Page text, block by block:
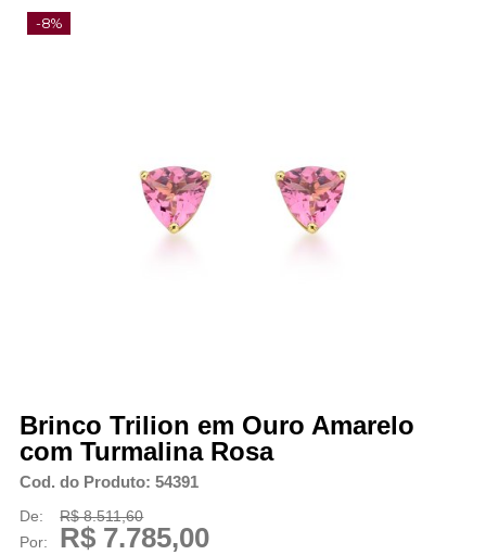
-8%
Brinco Trilion em Ouro Amarelo
com Turmalina Rosa
Cod. do Produto: 54391
De:
R$ 8.511,60
Por:
R$ 7.785,00